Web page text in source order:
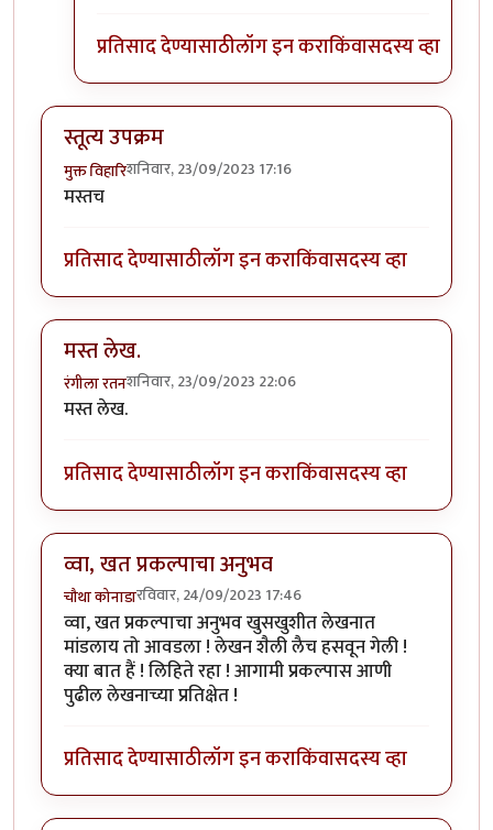
प्रतिसाद देण्यासाठीलॉग इन कराकिंवासदस्य व्हा
स्तूत्य उपक्रम
मुक्त विहारिशनिवार, 23/09/2023 17:16
मस्तच
प्रतिसाद देण्यासाठीलॉग इन कराकिंवासदस्य व्हा
मस्त लेख.
रंगीला रतनशनिवार, 23/09/2023 22:06
मस्त लेख.
प्रतिसाद देण्यासाठीलॉग इन कराकिंवासदस्य व्हा
व्वा, खत प्रकल्पाचा अनुभव
चौथा कोनाडारविवार, 24/09/2023 17:46
व्वा, खत प्रकल्पाचा अनुभव खुसखुशीत लेखनात
मांडलाय तो आवडला ! लेखन शैली लैच हसवून गेली !
क्या बात हैं ! लिहिते रहा ! आगामी प्रकल्पास आणी
पुढील लेखनाच्या प्रतिक्षेत !
प्रतिसाद देण्यासाठीलॉग इन कराकिंवासदस्य व्हा